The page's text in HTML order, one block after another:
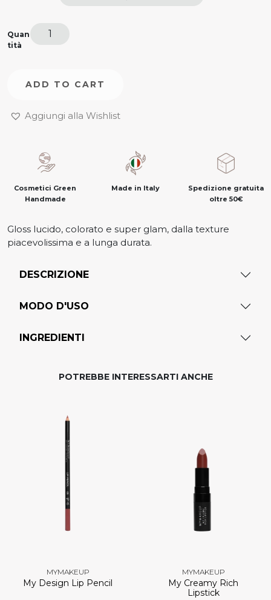
Quan
tità
ADD TO CART
Aggiungi alla Wishlist
Cosmetici Green
Handmade
Made in Italy
Spedizione gratuita
oltre 50€
Gloss lucido, colorato e super glam, dalla texture
piacevolissima e a lunga durata.
DESCRIZIONE
MODO D'USO
INGREDIENTI
POTREBBE INTERESSARTI ANCHE
MYMAKEUP
My Design Lip Pencil
MYMAKEUP
My Creamy Rich
Lipstick